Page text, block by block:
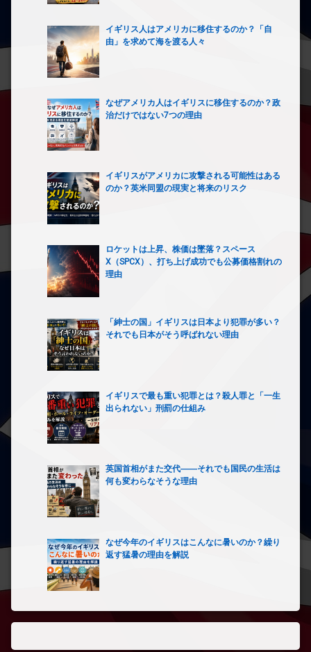
イギリス人はアメリカに移住するのか？「自
由」を求めて海を渡る人々
なぜアメリカ人はイギリスに移住するのか？政
治だけではない7つの理由
イギリスがアメリカに攻撃される可能性はある
のか？英米同盟の現実と将来のリスク
ロケットは上昇、株価は墜落？スペース
X（SPCX）、打ち上げ成功でも公募価格割れの
理由
「紳士の国」イギリスは日本より犯罪が多い？
それでも日本がそう呼ばれない理由
イギリスで最も重い犯罪とは？殺人罪と「一生
出られない」刑罰の仕組み
英国首相がまた交代――それでも国民の生活は
何も変わらなそうな理由
なぜ今年のイギリスはこんなに暑いのか？繰り
返す猛暑の理由を解説